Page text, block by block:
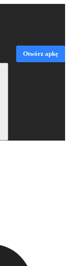
Otwórz apkę